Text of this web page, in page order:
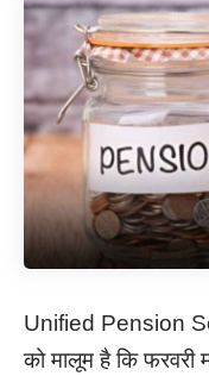
Unified Pension
को मालूम है कि फरवरी